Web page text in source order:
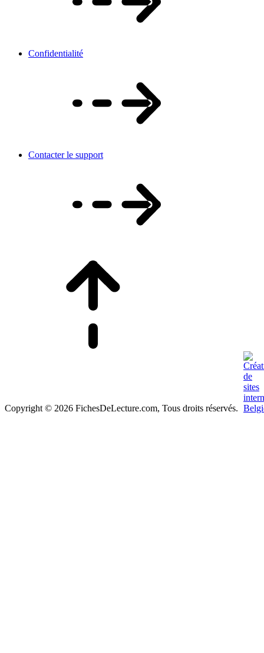
Confidentialité
Contacter le support
Copyright © 2026 FichesDeLecture.com, Tous droits réservés.